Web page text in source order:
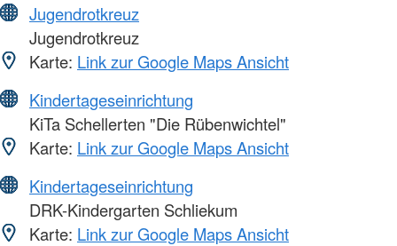
Jugendrotkreuz
Jugendrotkreuz
Karte: Link zur Google Maps Ansicht
Kindertageseinrichtung
KiTa Schellerten "Die Rübenwichtel"
Karte: Link zur Google Maps Ansicht
Kindertageseinrichtung
DRK-Kindergarten Schliekum
Karte: Link zur Google Maps Ansicht